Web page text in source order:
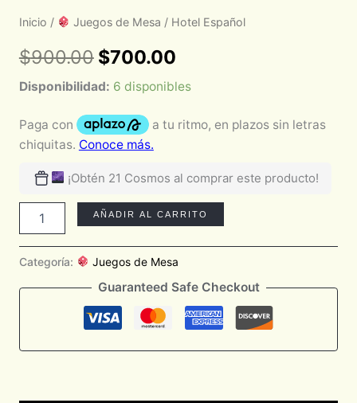
Inicio / Juegos de Mesa / Hotel Español
$900.00 $700.00
Disponibilidad: 6 disponibles
¡Obtén 21 Cosmos al comprar este producto!
AÑADIR AL CARRITO
Categoría: Juegos de Mesa
Guaranteed Safe Checkout